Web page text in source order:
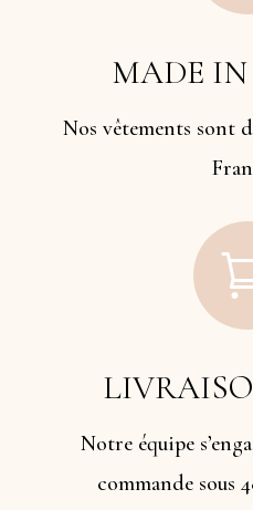
MADE
Nos vêtements sont
Notre équipe
commande sous